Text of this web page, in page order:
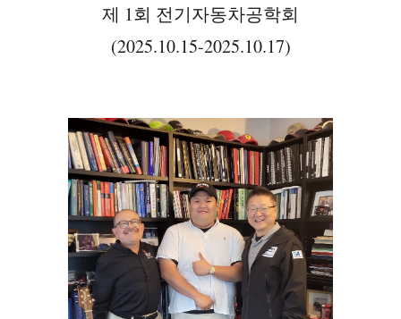
제 1회 전기자동차공학회
(2025.10.15-2025.10.17)